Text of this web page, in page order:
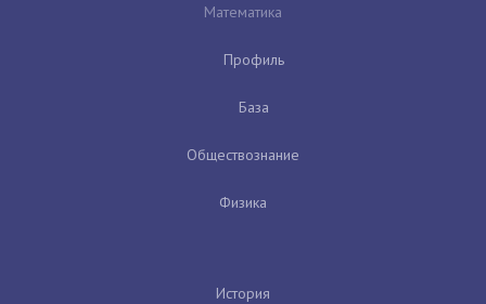
Математика
Профиль
База
Обществознание
Физика
История